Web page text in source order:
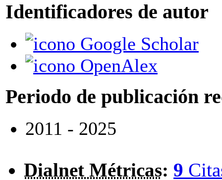
Identificadores de autor
Google Scholar
OpenAlex
Periodo de publicación
2011 - 2025
Dialnet Métricas: 9